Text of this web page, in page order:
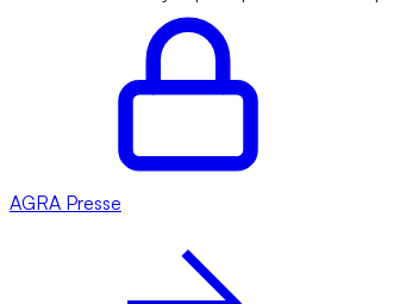
AGRA Presse